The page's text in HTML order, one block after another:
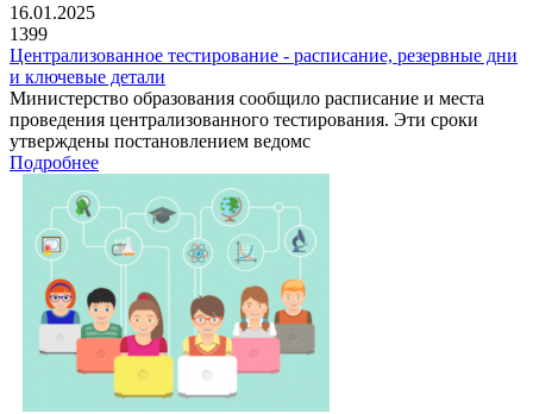
16.01.2025
1399
Централизованное тестирование - расписание, резервные дни
и ключевые детали
Министерство образования сообщило расписание и места
проведения централизованного тестирования. Эти сроки
утверждены постановлением ведомс
Подробнее